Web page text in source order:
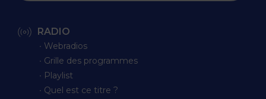
RADIO
∙ Webradios
∙ Grille des programmes
∙ Playlist
∙ Quel est ce titre ?